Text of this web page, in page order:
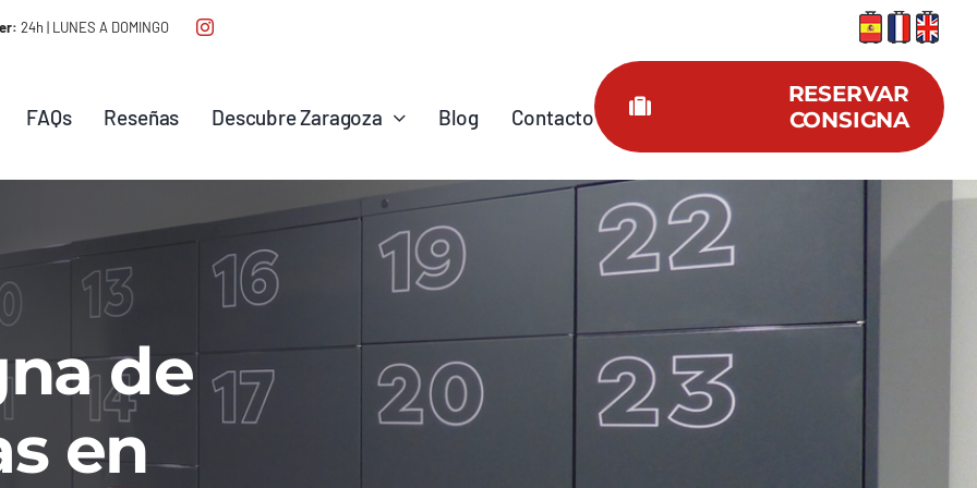
24h | LUNES A DOMINGO
FAQs Reseñas Descubre Zaragoza Blog Contacto
RESERVAR
CONSIGNA
de
en